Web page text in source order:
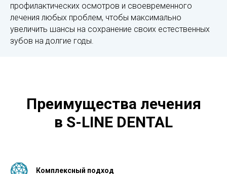
профилактических осмотров и своевременного
лечения любых проблем, чтобы максимально
увеличить шансы на сохранение своих естественных
зубов на долгие годы.
Преимущества лечения
в S-LINE DENTAL
Комплексный подход